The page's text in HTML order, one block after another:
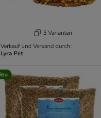
3 Varianten
Verkauf und Versand durch:
Lyra Pet